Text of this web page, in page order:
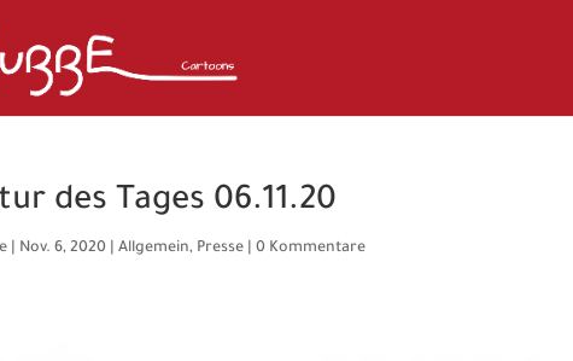
des Tages 06.11.20
Nov. 6, 2020 |Allgemein, Presse |0 Kommentare